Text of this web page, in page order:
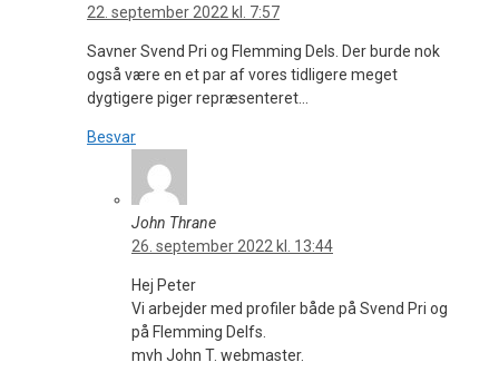
22. september 2022 kl. 7:57
Savner Svend Pri og Flemming Dels. Der burde nok
også være en et par af vores tidligere meget
dygtigere piger repræsenteret…
Besvar
John Thrane
26. september 2022 kl. 13:44
Hej Peter
Vi arbejder med profiler både på Svend Pri og
på Flemming Delfs.
mvh John T. webmaster.